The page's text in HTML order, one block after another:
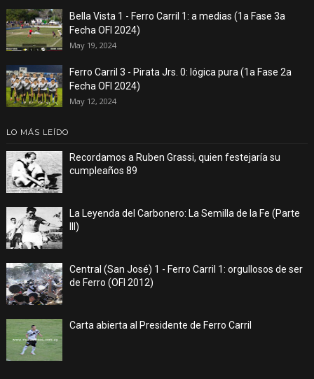
Bella Vista 1 - Ferro Carril 1: a medias (1a Fase 3a
Fecha OFI 2024)
May 19, 2024
Ferro Carril 3 - Pirata Jrs. 0: lógica pura (1a Fase 2a
Fecha OFI 2024)
May 12, 2024
LO MÁS LEÍDO
Recordamos a Ruben Grassi, quien festejaría su
cumpleaños 89
La Leyenda del Carbonero: La Semilla de la Fe (Parte
III)
Central (San José) 1 - Ferro Carril 1: orgullosos de ser
de Ferro (OFI 2012)
Carta abierta al Presidente de Ferro Carril